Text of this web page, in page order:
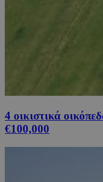
4 οικιστικά
€100,000